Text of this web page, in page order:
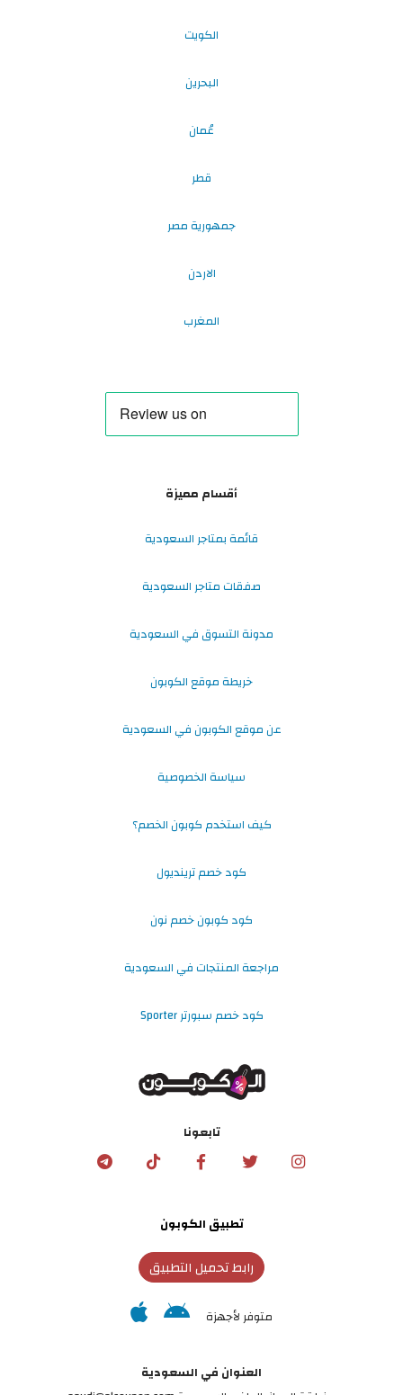
الكويت
البحرين
عُمان
قطر
جمهورية مصر
الاردن
المغرب
أقسام مميزة
قائمة بمتاجر السعودية
صفقات متاجر السعودية
مدونة التسوق في السعودية
خريطة موقع الكوبون
عن موقع الكوبون في السعودية
سياسة الخصوصية
كيف استخدم كوبون الخصم؟
كود خصم ترينديول
كود كوبون خصم نون
مراجعة المنتجات في السعودية
كود خصم سبورتر Sporter
تابعونا
تطبيق الكوبون
رابط تحميل التطبيق
متوفر لأجهزة
العنوان في السعودية